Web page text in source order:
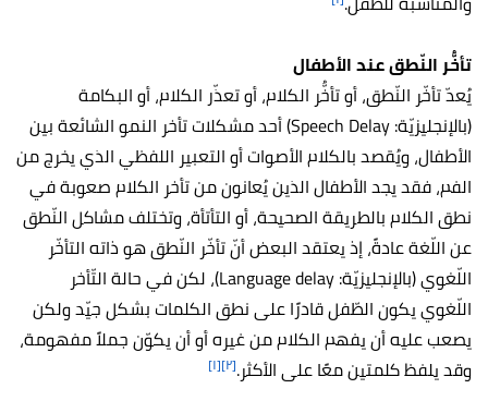
تأخُّر النّطق عند الأطفال
يُعدّ تأخّر النّطق، أو تأخُّر الكلام، أو تعذّر الكلام، أو البكامة
(بالإنجليزيّة: Speech Delay) أحد مشكلات تأخر النمو الشائعة بين
الأطفال، ويُقصد بالكلام الأصوات أو التعبير اللفظي الذي يخرج من
الفم، فقد يجد الأطفال الذين يُعانون من تأخر الكلام صعوبة في
نطق الكلام بالطريقة الصحيحة، أو التأتأة، وتختلف مشاكل النّطق
عن اللّغة عادةً، إذ يعتقد البعض أنّ تأخّر النّطق هو ذاته التأخّر
اللّغوي (بالإنجليزيّة: Language delay)، لكن في حالة التّأخر
اللّغوي يكون الطّفل قادرًا على نطق الكلمات بشكل جيّد ولكن
يصعب عليه أن يفهم الكلام من غيره أو أن يكوّن جملاً مفهومة،
وقد يلفظ كلمتين معًا على الأكثر.[٢] [١]